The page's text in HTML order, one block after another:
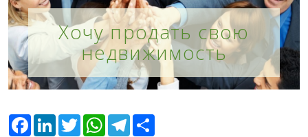
Хочу продать свою
недвижимость
FacebookLinkedInTwitter WhatsAppTelegram